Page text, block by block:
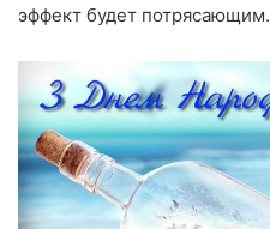
эффект будет потрясающим.